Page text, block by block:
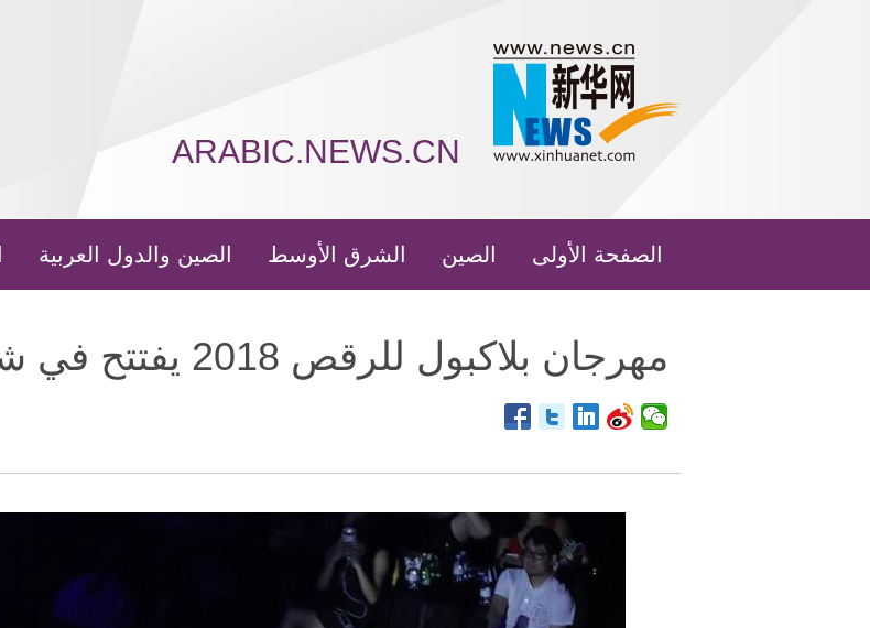
ARABIC.NEWS.CN
الصفحة الأولى الصين الشرق الأوسط الصين والدول العربية
مهرجان بلاكبول للرقص 2018 يفتتح في شانغهاي بالصين